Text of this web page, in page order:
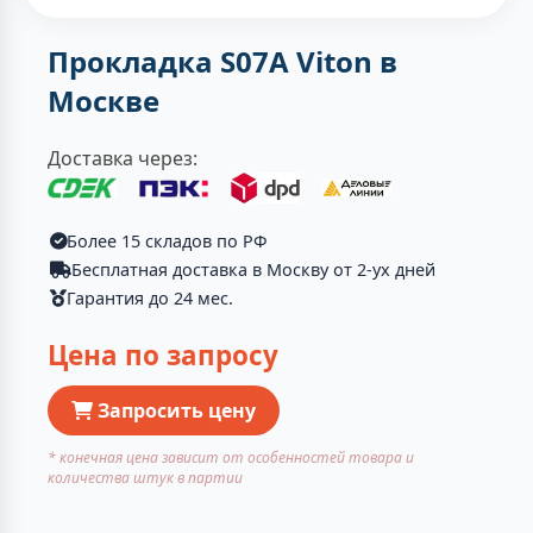
Прокладка S07A Viton в
Москве
Доставка через:
Более 15 складов по РФ
Бесплатная доставка в Москву от 2-ух дней
Гарантия до 24 мес.
Цена по запросу
Запросить цену
* конечная цена зависит от особенностей товара и
количества штук в партии